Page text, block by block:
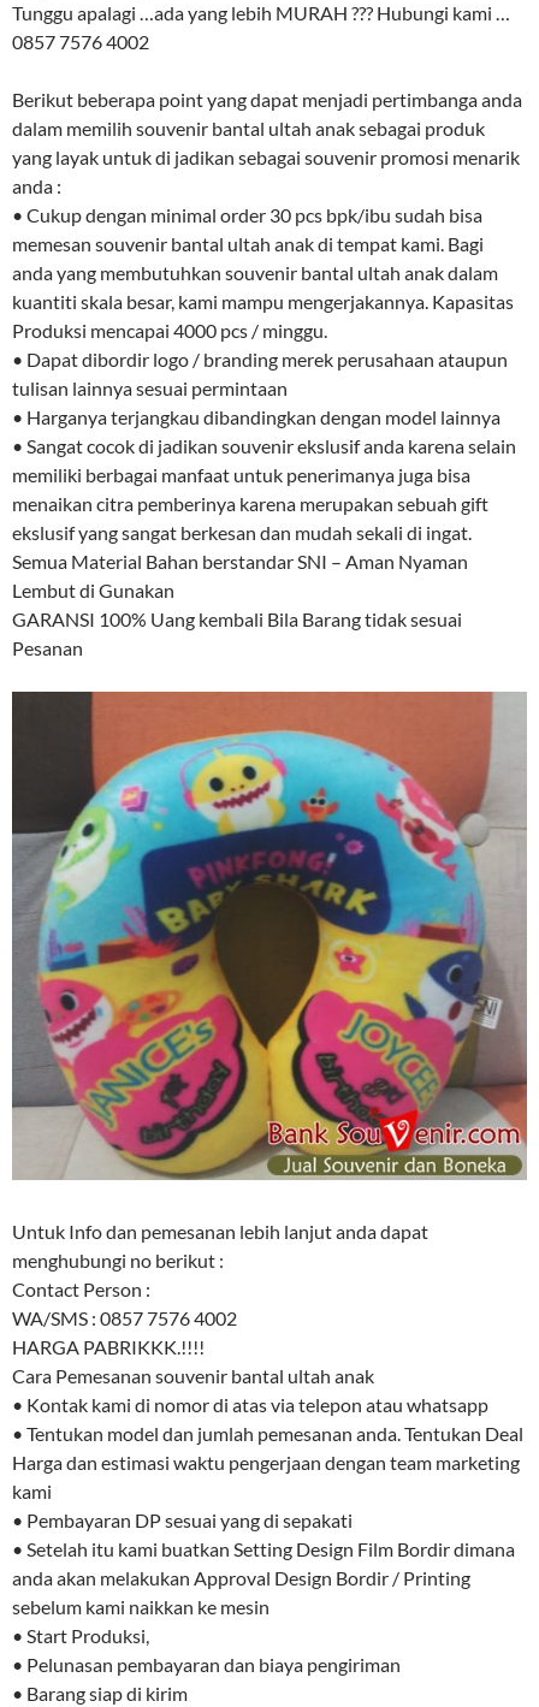
Tunggu apalagi …ada yang lebih MURAH ??? Hubungi kami …
0857 7576 4002
Berikut beberapa point yang dapat menjadi pertimbanga anda
dalam memilih souvenir bantal ultah anak sebagai produk
yang layak untuk di jadikan sebagai souvenir promosi menarik
anda :
• Cukup dengan minimal order 30 pcs bpk/ibu sudah bisa
memesan souvenir bantal ultah anak di tempat kami. Bagi
anda yang membutuhkan souvenir bantal ultah anak dalam
kuantiti skala besar, kami mampu mengerjakannya. Kapasitas
Produksi mencapai 4000 pcs / minggu.
• Dapat dibordir logo / branding merek perusahaan ataupun
tulisan lainnya sesuai permintaan
• Harganya terjangkau dibandingkan dengan model lainnya
• Sangat cocok di jadikan souvenir ekslusif anda karena selain
memiliki berbagai manfaat untuk penerimanya juga bisa
menaikan citra pemberinya karena merupakan sebuah gift
ekslusif yang sangat berkesan dan mudah sekali di ingat.
Semua Material Bahan berstandar SNI – Aman Nyaman
Lembut di Gunakan
GARANSI 100% Uang kembali Bila Barang tidak sesuai
Pesanan
Untuk Info dan pemesanan lebih lanjut anda dapat
menghubungi no berikut :
Contact Person :
WA/SMS : 0857 7576 4002
HARGA PABRIKKK.!!!!
Cara Pemesanan souvenir bantal ultah anak
• Kontak kami di nomor di atas via telepon atau whatsapp
• Tentukan model dan jumlah pemesanan anda. Tentukan Deal
Harga dan estimasi waktu pengerjaan dengan team marketing
kami
• Pembayaran DP sesuai yang di sepakati
• Setelah itu kami buatkan Setting Design Film Bordir dimana
anda akan melakukan Approval Design Bordir / Printing
sebelum kami naikkan ke mesin
• Start Produksi,
• Pelunasan pembayaran dan biaya pengiriman
• Barang siap di kirim